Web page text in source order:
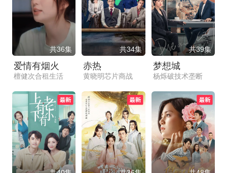
共36集
爱情有烟火
檀健次合租生活
共34集
赤热
黄晓明芯片商战
共39集
梦想城
杨烁破技术垄断